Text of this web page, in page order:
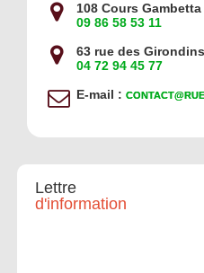
108 Cours
09 86 58 53 11
63 rue des
04 72 94 45 77
E-mail :
Lettre
d'information